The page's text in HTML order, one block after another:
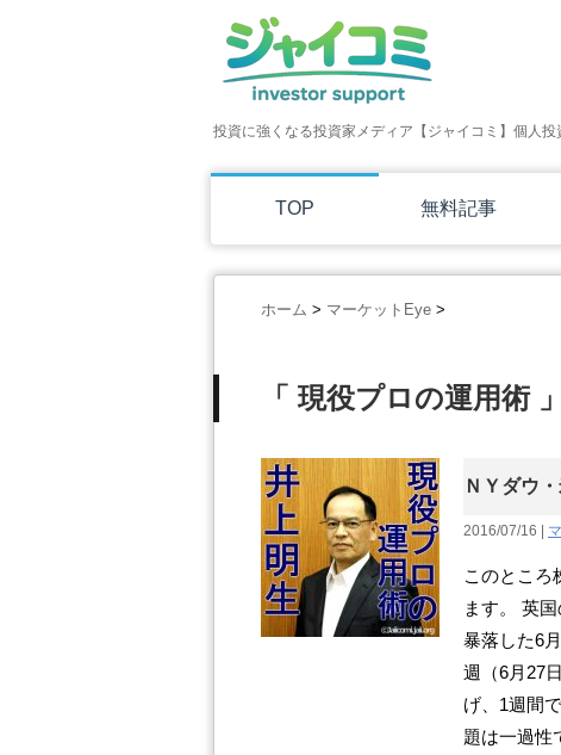
投資に強くなる投資家メディア【ジャイコミ】個人
TOP 無料記事
ホーム > マーケットEye >
「 現役プロの運用術
ＮＹダウ
2016/07/16 |
このところ
ます。 英
暴落した6
週（6月27
げ、1週間
題は一過性